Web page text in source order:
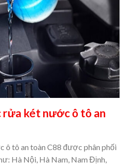
rửa két nước ô tô an
ô tô an toàn C88 được phân phối
Hà Nội, Hà Nam, Nam Định,